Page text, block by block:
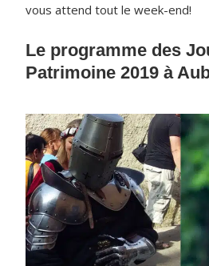
vous attend tout le week-end!
Le programme des
Patrimoine 2019 à